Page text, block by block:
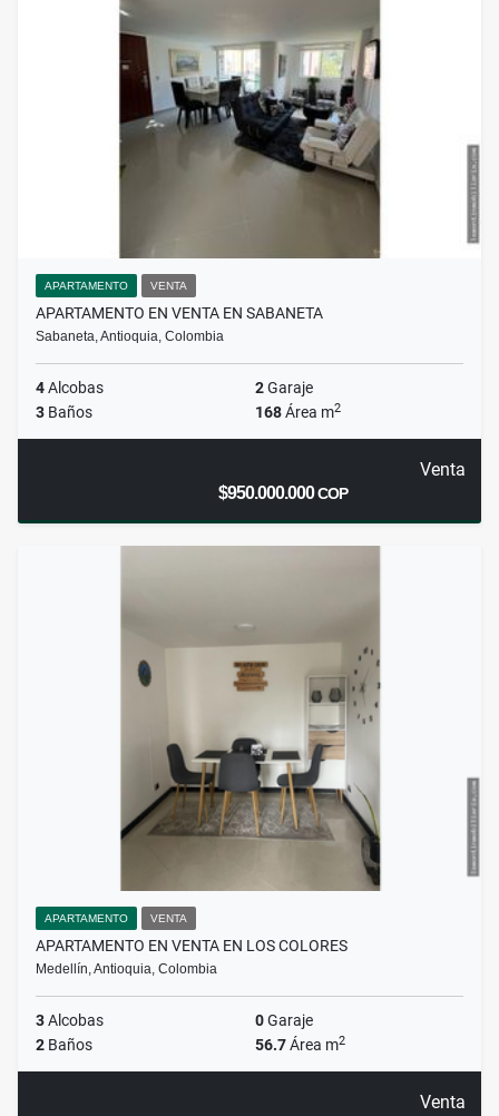
APARTAMENTO VENTA
APARTAMENTO EN VENTA EN SABANETA
Sabaneta, Antioquia, Colombia
4Alcobas 2Garaje
3 Baños 168Área m2
Venta
$950.000.000COP
APARTAMENTO VENTA
APARTAMENTO EN VENTA EN LOS COLORES
Medellín, Antioquia, Colombia
3Alcobas 0Garaje
2 Baños 56.7Área m2
Venta